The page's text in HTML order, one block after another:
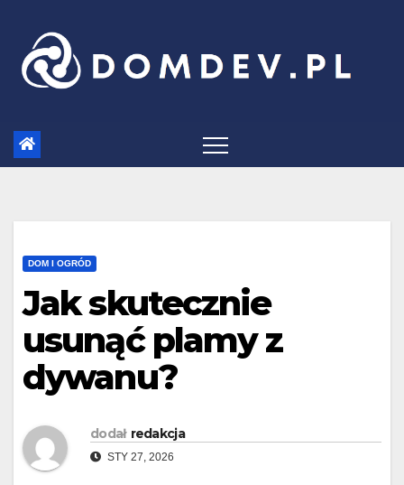
content
DOM I OGRÓD
Jak skutecznie
usunąć plamy z
dywanu?
dodał redakcja
STY 27, 2026